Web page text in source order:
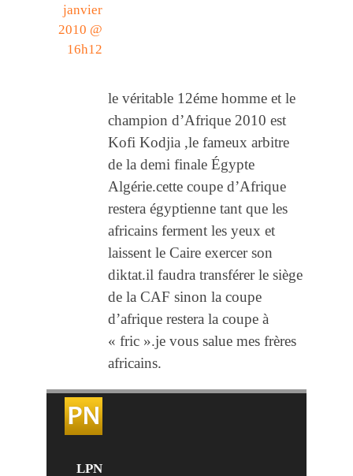
janvier
2010 @
16h12
le véritable 12éme homme et le
champion d’Afrique 2010 est
Kofi Kodjia ,le fameux arbitre
de la demi finale Égypte
Algérie.cette coupe d’Afrique
restera égyptienne tant que les
africains ferment les yeux et
laissent le Caire exercer son
diktat.il faudra transférer le siège
de la CAF sinon la coupe
d’afrique restera la coupe à
« fric ».je vous salue mes frères
africains.
LPN